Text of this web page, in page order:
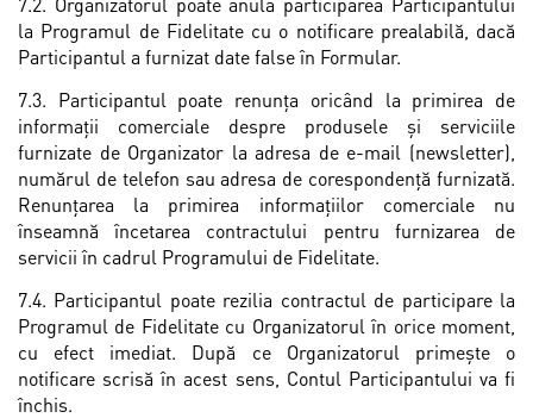
la Programul de Fidelitate cu o notificare prealabilă, dacă
Participantul a furnizat date false în Formular.
7.3. Participantul poate renunța oricând la primirea de
informaţii comerciale despre produsele și serviciile
furnizate de Organizator la adresa de e-mail (newsletter),
numărul de telefon sau adresa de corespondență furnizată.
Renunţarea la primirea informaţiilor comerciale nu
înseamnă încetarea contractului pentru furnizarea de
servicii în cadrul Programului de Fidelitate.
7.4. Participantul poate rezilia contractul de participare la
Programul de Fidelitate cu Organizatorul în orice moment,
cu efect imediat. După ce Organizatorul primește o
notificare scrisă în acest sens, Contul Participantului va fi
închis.